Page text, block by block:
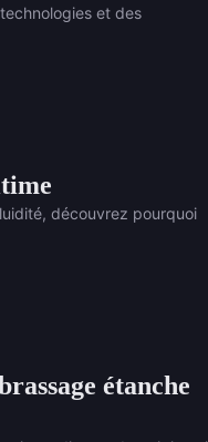
et des
découvrez pourquoi
étanche